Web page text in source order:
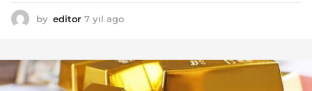
by editor 7 yıl ago
l
a
g